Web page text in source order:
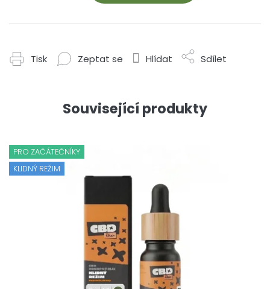
Tisk Zeptat se Hlídat Sdílet
Související produkty
PRO ZAČÁTEČNÍKY
KLIDNÝ REŽIM